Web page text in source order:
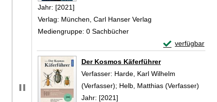
Jahr: [2021]
Verlag: München, Carl Hanser Verlag
Mediengruppe: 0 Sachbücher
verfügbar
Exemplar-
Der Kosmos Käferführer
Verfasser: Harde, Karl Wilhelm
(Verfasser); Helb, Matthias (Verfasser)
Jahr: [2021]